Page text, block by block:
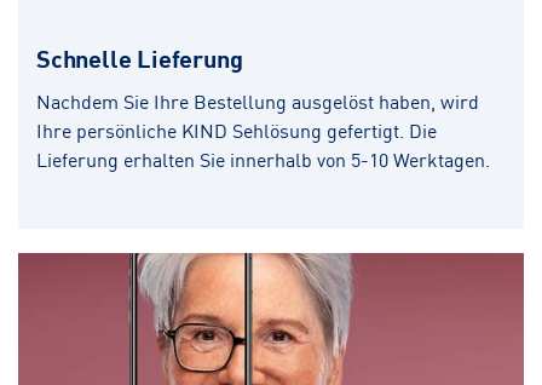
Schnelle Lieferung
Nachdem Sie Ihre Bestellung ausgelöst haben, wird
Ihre persönliche KIND Sehlösung gefertigt. Die
Lieferung erhalten Sie innerhalb von 5-10 Werktagen.